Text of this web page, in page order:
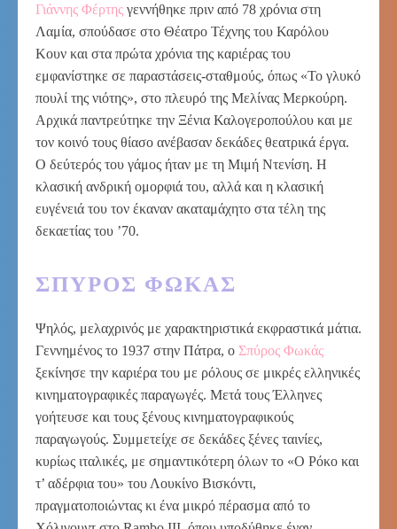
Γιάννης Φέρτης γεννήθηκε πριν από 78 χρόνια στη
Λαμία, σπούδασε στο Θέατρο Τέχνης του Καρόλου
Κουν και στα πρώτα χρόνια της καριέρας του
εμφανίστηκε σε παραστάσεις-σταθμούς, όπως «Το γλυκό
πουλί της νιότης», στο πλευρό της Μελίνας Μερκούρη.
Αρχικά παντρεύτηκε την Ξένια Καλογεροπούλου και με
τον κοινό τους θίασο ανέβασαν δεκάδες θεατρικά έργα.
Ο δεύτερός του γάμος ήταν με τη Μιμή Ντενίση. Η
κλασική ανδρική ομορφιά του, αλλά και η κλασική
ευγένειά του τον έκαναν ακαταμάχητο στα τέλη της
δεκαετίας του ’70.
ΣΠΎΡΟΣ ΦΩΚΆΣ
Ψηλός, μελαχρινός με χαρακτηριστικά εκφραστικά μάτια.
Γεννημένος το 1937 στην Πάτρα, ο Σπύρος Φωκάς
ξεκίνησε την καριέρα του με ρόλους σε μικρές ελληνικές
κινηματογραφικές παραγωγές. Μετά τους Έλληνες
γοήτευσε και τους ξένους κινηματογραφικούς
παραγωγούς. Συμμετείχε σε δεκάδες ξένες ταινίες,
κυρίως ιταλικές, με σημαντικότερη όλων το «Ο Ρόκο και
τ’ αδέρφια του» του Λουκίνο Βισκόντι,
πραγματοποιώντας κι ένα μικρό πέρασμα από το